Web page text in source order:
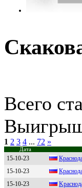
Всего
1 2 3 4 ... 72 »
Дата
15-10-23
15-10-23
15-10-23